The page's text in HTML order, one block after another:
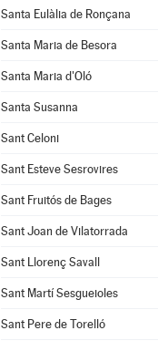
Santa Eulàlia de Ronçana
Santa Maria de Besora
Santa Maria d'Oló
Santa Susanna
Sant Celoni
Sant Esteve Sesrovires
Sant Fruitós de Bages
Sant Joan de Vilatorrada
Sant Llorenç Savall
Sant Martí Sesgueioles
Sant Pere de Torelló